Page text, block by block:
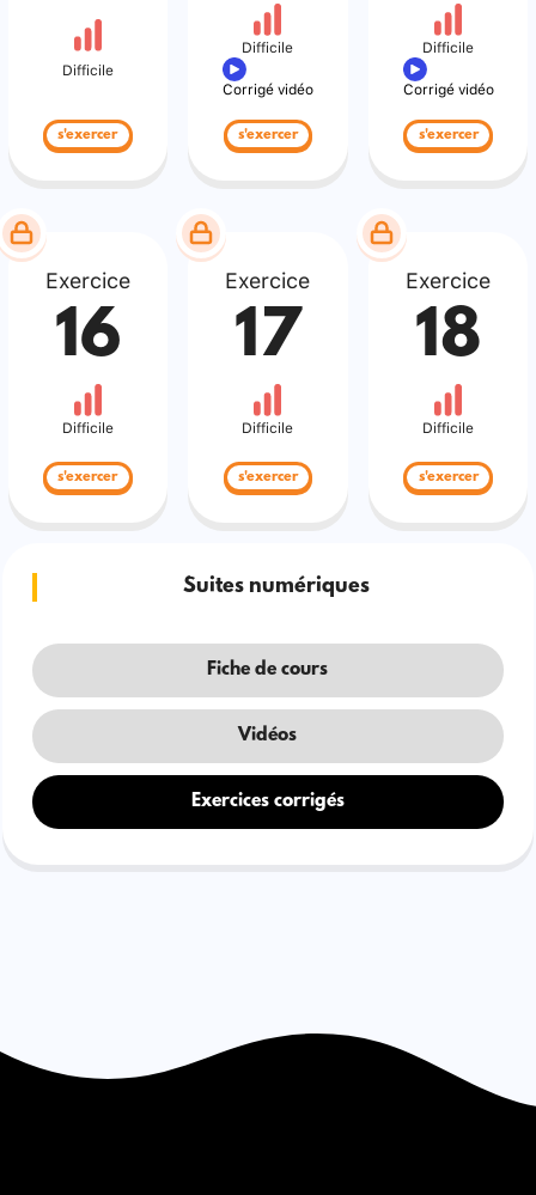
Difficile
s'exercer
Difficile
Corrigé vidéo
s'exercer
Difficile
Corrigé vidéo
s'exercer
Exercice
16
Difficile
s'exercer
Exercice
17
Difficile
s'exercer
Exercice
18
Difficile
s'exercer
Suites numériques
Fiche de cours
Vidéos
Exercices corrigés